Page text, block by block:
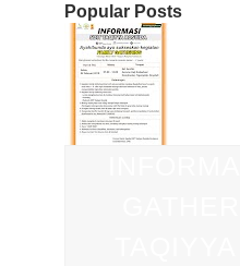
Popular Posts